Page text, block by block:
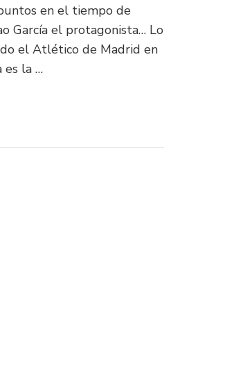
en el tiempo de
García el protagonista… Lo
el Atlético de Madrid en
es la …